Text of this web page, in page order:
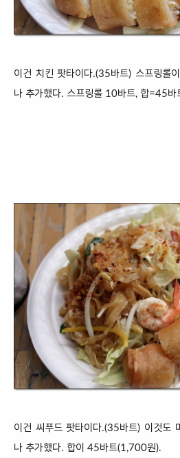
이건 치킨 팟타이 다.(35바트) 스프링롤
나 추가했다. 스프링롤 10바트, 합=45바
이건 씨푸드 팟타이 다.(35바트) 이것도
나 추가했다. 합이 45바트(1,700원).